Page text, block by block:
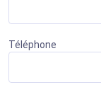
Téléphone